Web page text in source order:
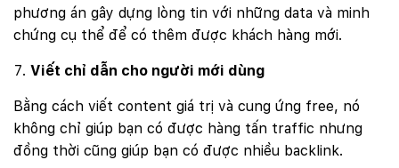
phương án gây dựng lòng tin với những data và minh
chứng cụ thể để có thêm được khách hàng mới.
Viết chỉ dẫn cho người mới dùng
Bằng cách viết content giá trị và cung ứng free, nó
không chỉ giúp bạn có được hàng tấn traffic nhưng
đồng thời cũng giúp bạn có được nhiều backlink.